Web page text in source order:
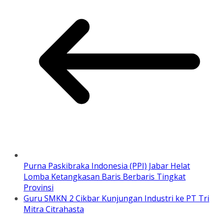
Purna Paskibraka Indonesia (PPI) Jabar Helat
Lomba Ketangkasan Baris Berbaris Tingkat
Provinsi
Guru SMKN 2 Cikbar Kunjungan Industri ke PT Tri
Mitra Citrahasta